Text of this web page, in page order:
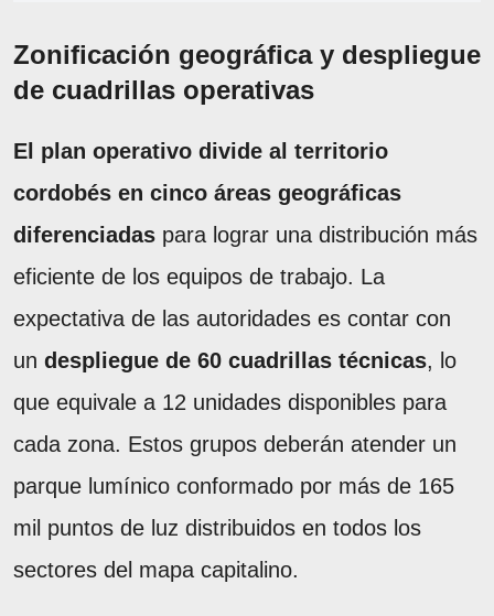
Zonificación geográfica y despliegue
de cuadrillas operativas
El plan operativo divide al territorio
cordobés en cinco áreas geográficas
diferenciadas para lograr una distribución más
eficiente de los equipos de trabajo. La
expectativa de las autoridades es contar con
un despliegue de 60 cuadrillas técnicas, lo
que equivale a 12 unidades disponibles para
cada zona. Estos grupos deberán atender un
parque lumínico conformado por más de 165
mil puntos de luz distribuidos en todos los
sectores del mapa capitalino.